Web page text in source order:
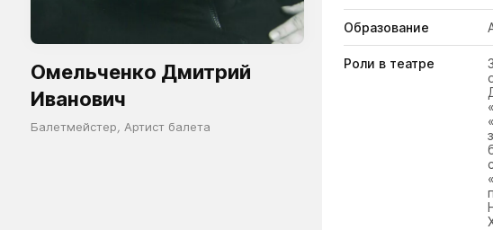
Омельченко Дмитрий
Иванович
Балетмейстер, Артист балета
Образование
Роли в театре